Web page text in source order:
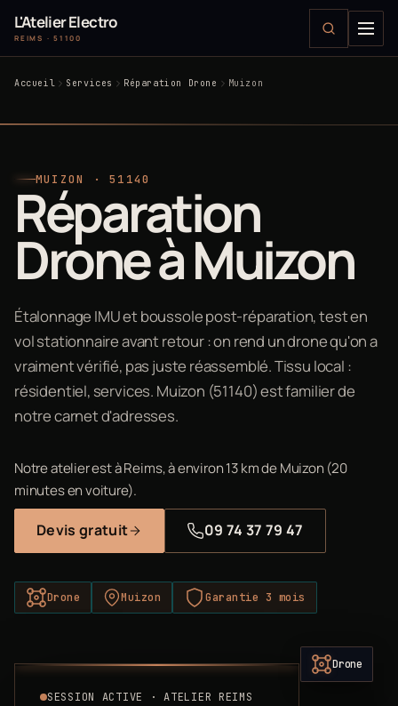
L'Atelier Electro
REIMS · 51100
Accueil Services Réparation Drone Muizon
MUIZON · 51140
Réparation
Drone à Muizon
Étalonnage IMU et boussole post-réparation, test en
vol stationnaire avant retour : on rend un drone qu'on a
vraiment vérifié, pas juste réassemblé. Tissu local :
résidentiel, services. Muizon (51140) est familier de
notre carnet d'adresses.
Notre atelier est à Reims, à environ 13 km de Muizon (20
minutes en voiture).
Devis gratuit 09 74 37 79 47
Drone Muizon Garantie 3 mois
SESSION ACTIVE · ATELIER REIMS
Drone